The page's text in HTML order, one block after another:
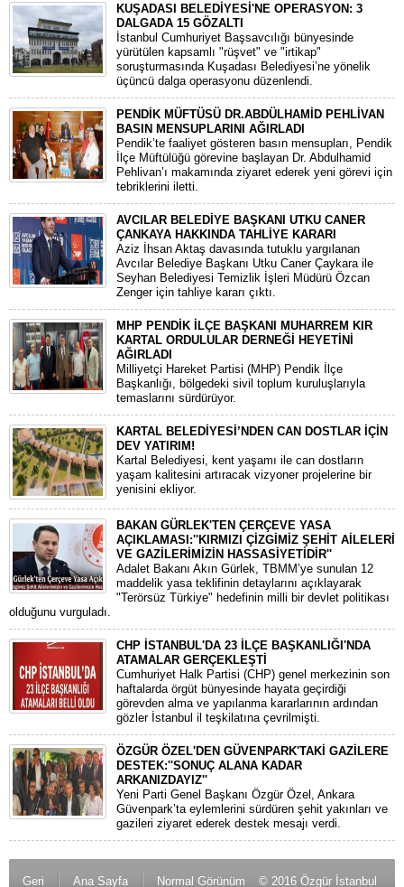
KUŞADASI BELEDİYESİ'NE OPERASYON: 3
DALGADA 15 GÖZALTI
​İstanbul Cumhuriyet Başsavcılığı bünyesinde
yürütülen kapsamlı "rüşvet" ve "irtikap"
soruşturmasında Kuşadası Belediyesi’ne yönelik
üçüncü dalga operasyonu düzenlendi.
PENDİK MÜFTÜSÜ DR.ABDÜLHAMİD PEHLİVAN
BASIN MENSUPLARINI AĞIRLADI
​Pendik’te faaliyet gösteren basın mensupları, Pendik
İlçe Müftülüğü görevine başlayan Dr. Abdulhamid
Pehlivan’ı makamında ziyaret ederek yeni görevi için
tebriklerini iletti.
AVCILAR BELEDİYE BAŞKANI UTKU CANER
ÇANKAYA HAKKINDA TAHLİYE KARARI
​Aziz İhsan Aktaş davasında tutuklu yargılanan
Avcılar Belediye Başkanı Utku Caner Çaykara ile
Seyhan Belediyesi Temizlik İşleri Müdürü Özcan
Zenger için tahliye kararı çıktı.
MHP PENDİK İLÇE BAŞKANI MUHARREM KIR
KARTAL ORDULULAR DERNEĞİ HEYETİNİ
AĞIRLADI
​Milliyetçi Hareket Partisi (MHP) Pendik İlçe
Başkanlığı, bölgedeki sivil toplum kuruluşlarıyla
temaslarını sürdürüyor.
KARTAL BELEDİYESİ’NDEN CAN DOSTLAR İÇİN
DEV YATIRIM!
Kartal Belediyesi, kent yaşamı ile can dostların
yaşam kalitesini artıracak vizyoner projelerine bir
yenisini ekliyor.
BAKAN GÜRLEK'TEN ÇERÇEVE YASA
AÇIKLAMASI:''KIRMIZI ÇİZGİMİZ ŞEHİT AİLELERİ
VE GAZİLERİMİZİN HASSASİYETİDİR''
Adalet Bakanı Akın Gürlek, TBMM’ye sunulan 12
maddelik yasa teklifinin detaylarını açıklayarak
"Terörsüz Türkiye" hedefinin milli bir devlet politikası
olduğunu vurguladı.
CHP İSTANBUL'DA 23 İLÇE BAŞKANLIĞI'NDA
ATAMALAR GERÇEKLEŞTİ
​Cumhuriyet Halk Partisi (CHP) genel merkezinin son
haftalarda örgüt bünyesinde hayata geçirdiği
görevden alma ve yapılanma kararlarının ardından
gözler İstanbul il teşkilatına çevrilmişti.
ÖZGÜR ÖZEL'DEN GÜVENPARK'TAKİ GAZİLERE
DESTEK:''SONUÇ ALANA KADAR
ARKANIZDAYIZ''
​Yeni Parti Genel Başkanı Özgür Özel, Ankara
Güvenpark’ta eylemlerini sürdüren şehit yakınları ve
gazileri ziyaret ederek destek mesajı verdi.
Geri Ana Sayfa Normal Görünüm © 2016 Özgür İstanbul